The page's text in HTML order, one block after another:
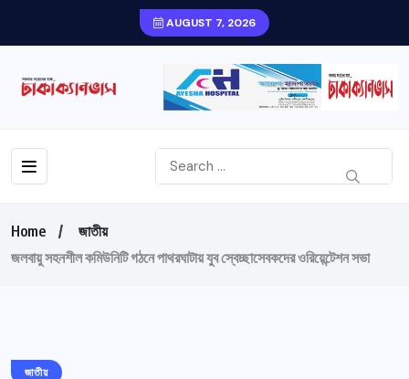
AUGUST 7, 2026
Home
জাতীয়
জলবায়ু সহনশীল কমিউনিটি গঠনে পাথরঘাটায় যুব স্বেচ্ছাসেবকদের ওরিয়েন্টেশন সভা
জাতীয়